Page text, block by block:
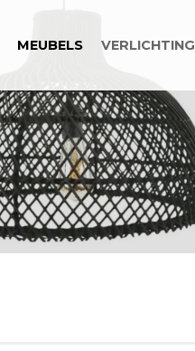
MEUBELS VERLICHTING